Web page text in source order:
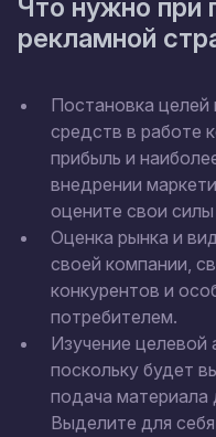
Что нужно при
рекламной
Постановка целей
средств в работе
прибыль и
внедрении
оцените свои
Оценка рынка и
своей компании,
конкурентов и
потребителем.
Изучение
поскольку будет
подача материала
Выделите для